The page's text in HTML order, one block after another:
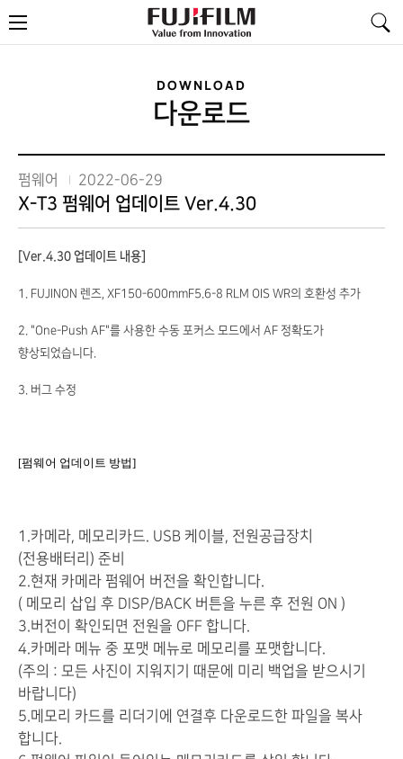
메
뉴
DOWNLOAD
다운로드
펌웨어 2022-06-29
X-T3 펌웨어 업데이트 Ver.4.30
[Ver.4.30 업데이트 내용]
1. FUJINON 렌즈, XF150-600mmF5.6-8 RLM OIS WR의 호환성 추가
2. "One-Push AF"를 사용한 수동 포커스 모드에서 AF 정확도가
향상되었습니다.
3. 버그 수정
[펌웨어 업데이트 방법]
1.카메라, 메모리카드. USB 케이블, 전원공급장치
(전용배터리) 준비
2.현재 카메라 펌웨어 버전을 확인합니다.
( 메모리 삽입 후 DISP/BACK 버튼을 누른 후 전원 ON )
3.버전이 확인되면 전원을 OFF 합니다.
4.카메라 메뉴 중 포맷 메뉴로 메모리를 포맷합니다.
(주의 : 모든 사진이 지워지기 때문에 미리 백업을 받으시기
바랍니다)
5.메모리 카드를 리더기에 연결후 다운로드한 파일을 복사
합니다.